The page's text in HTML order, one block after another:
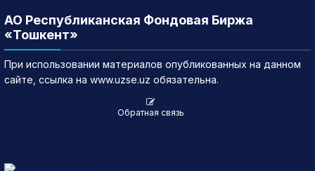
АО Республиканская Фондовая Биржа
«Тошкент»
При использовании материалов опубликованных на данном
сайте, ссылка на www.uzse.uz обязательна.
Обратная связь